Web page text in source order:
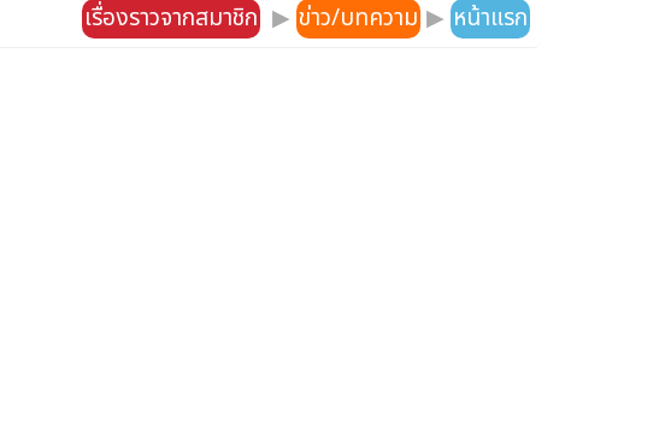
เรื่องราวจากสมาชิก ▶ ข่าว/บทความ ▶ หน้าแรก